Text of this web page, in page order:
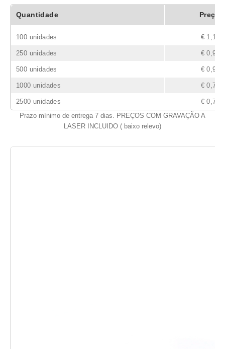
Quantidade Preço
100 unidades € 1,10
250 unidades € 0,95
500 unidades € 0,90
1000 unidades € 0,78
2500 unidades
€ 0,73
Prazo mínimo de entrega 7 dias. PREÇOS COM GRAVAÇÃO A
LASER INCLUIDO ( baixo relevo)